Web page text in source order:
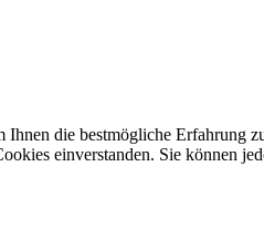
Ihnen die bestmögliche
einverstanden. Sie können